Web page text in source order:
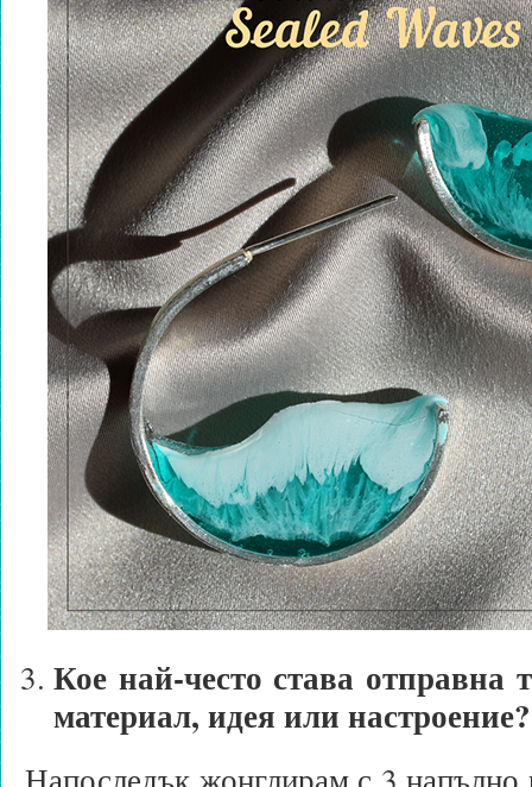
Кое най-често става отправна
материал, идея или настроение?